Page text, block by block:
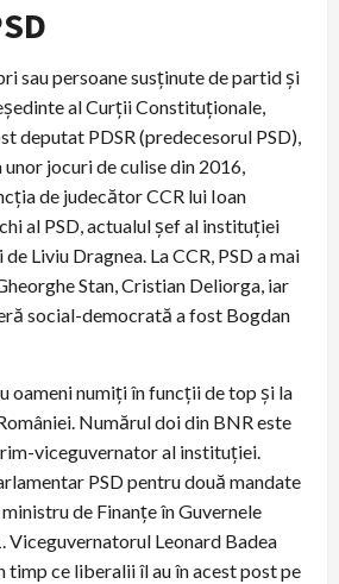
sau persoane susținute de partid și
al Curții Constituționale,
deputat PDSR (predecesorul PSD),
jocuri de culise din 2016,
de judecător CCR lui Ioan
al PSD, actualul șef al instituției
Liviu Dragnea. La CCR, PSD a mai
Stan, Cristian Deliorga, iar
social-democrată a fost Bogdan
oameni numiți în funcții de top și la
Numărul doi din BNR este
viceguvernator al instituției.
PSD pentru două mandate
de Finanțe în Guvernele
Viceguvernatorul Leonard Badea
timp ce liberalii îl au în acest post pe